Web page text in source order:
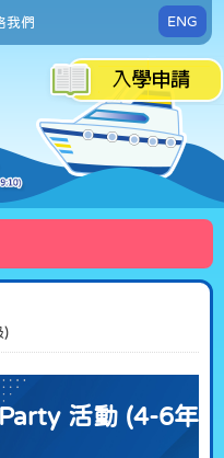
我們 ENG
)
活動 (4-6年